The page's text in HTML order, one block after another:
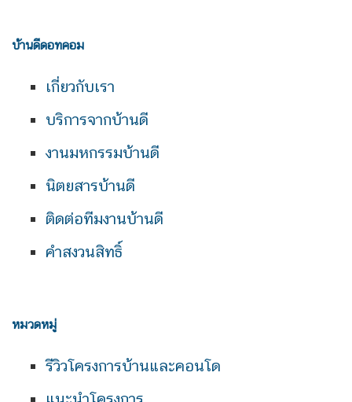
บ้านดีดอทคอม
เกี่ยวกับเรา
บริการจากบ้านดี
งานมหกรรมบ้านดี
นิตยสารบ้านดี
ติดต่อทีมงานบ้านดี
คำสงวนสิทธิ์
หมวดหมู่
รีวิวโครงการบ้านและคอนโด